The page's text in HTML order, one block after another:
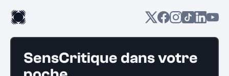
SensCritique dans votre